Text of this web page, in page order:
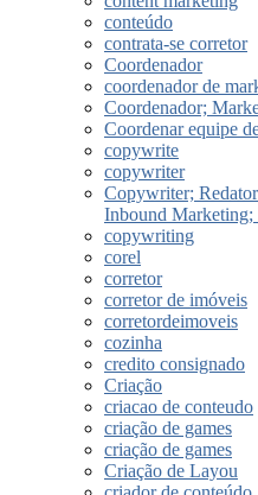
conteúdo
contrata-se corretor
Coordenador
coordenador de
Coordenador;
Coordenar equipe
copywrite
copywriter
Copywriter;
Inbound
copywriting
corel
corretor
corretor de imóveis
corretordeimoveis
cozinha
credito consignado
Criação
criacao de conteudo
criação de games
criação de games
Criação de Layou